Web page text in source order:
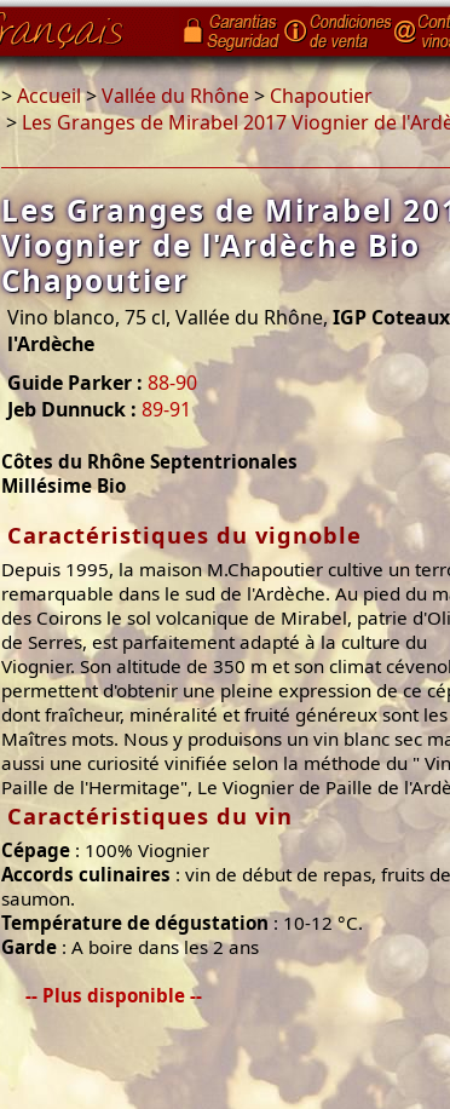
>Accueil>Vallée du Rhône> Chapoutier
> Les Granges de Mirabel 2017 Viognier de
Les Granges de Mirabel
Viognier de l'Ardèche Bio
Chapoutier
Vino blanco, 75 cl, Vallée du Rhône,IGP
l'Ardèche
Guide Parker : 88-90
Jeb Dunnuck : 89-91
Côtes du Rhône Septentrionales
Millésime Bio
Caractéristiques du vignoble
Depuis 1995, la maison M.Chapoutier cultive un
remarquable dans le sud de l'Ardèche. Au pied du
des Coirons le sol volcanique de Mirabel, patrie
de Serres, est parfaitement adapté à la culture du
Viognier. Son altitude de 350 m et son climat cévenol
permettent d'obtenir une pleine expression de ce
dont fraîcheur, minéralité et fruité généreux sont les
Maîtres mots. Nous y produisons un vin blanc sec
aussi une curiosité vinifiée selon la méthode du "
Paille de l'Hermitage", Le Viognier de Paille de
Caractéristiques du vin
Cépage : 100% Viognier
Accords culinaires : vin de début de repas, fruits
saumon.
Température de dégustation: 10-12 °C.
Garde : A boire dans les 2 ans
-- Plus disponible --